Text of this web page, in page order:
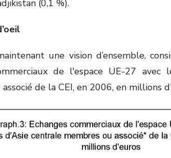
(0,1 %).
une vision d’ensemble,
de l'espace UE-27 avec
de la CEI, en 2006, en millions